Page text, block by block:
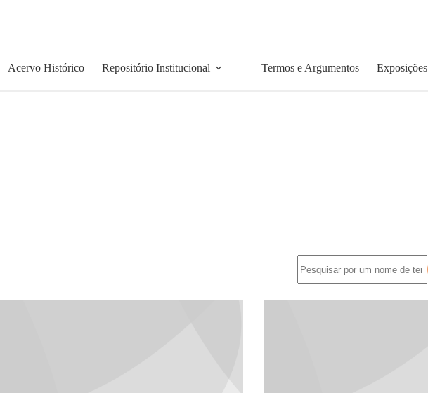
Acervo Histórico Repositório Institucional Termos e Argumentos Exposições